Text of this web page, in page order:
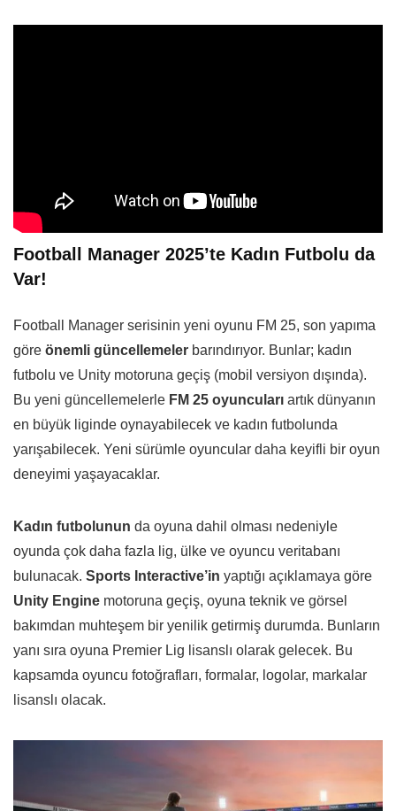
Football Manager 2025’te Kadın Futbolu da
Var!
Football Manager serisinin yeni oyunu FM 25, son yapıma
göre önemli güncellemeler barındırıyor. Bunlar; kadın
futbolu ve Unity motoruna geçiş (mobil versiyon dışında).
Bu yeni güncellemelerle FM 25 oyuncuları artık dünyanın
en büyük liginde oynayabilecek ve kadın futbolunda
yarışabilecek. Yeni sürümle oyuncular daha keyifli bir oyun
deneyimi yaşayacaklar.
Kadın futbolunun da oyuna dahil olması nedeniyle
oyunda çok daha fazla lig, ülke ve oyuncu veritabanı
bulunacak. Sports Interactive’in yaptığı açıklamaya göre
Unity Engine motoruna geçiş, oyuna teknik ve görsel
bakımdan muhteşem bir yenilik getirmiş durumda. Bunların
yanı sıra oyuna Premier Lig lisanslı olarak gelecek. Bu
kapsamda oyuncu fotoğrafları, formalar, logolar, markalar
lisanslı olacak.